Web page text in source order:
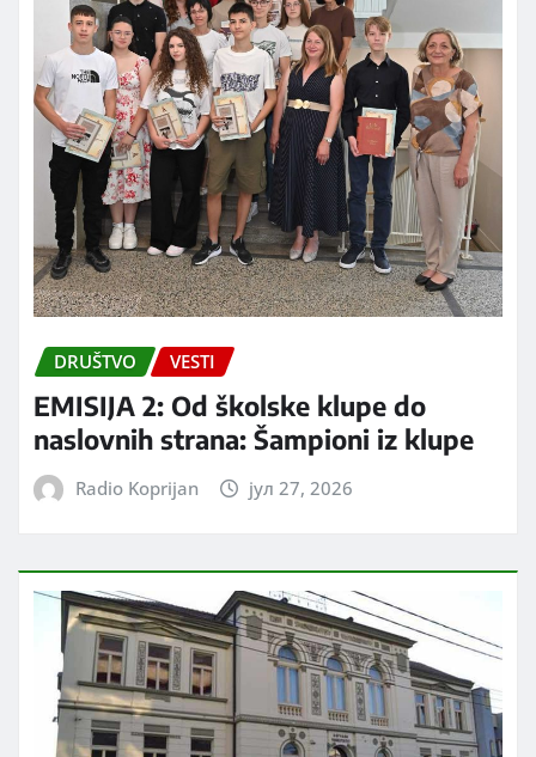
DRUŠTVO VESTI
EMISIJA 2: Od školske klupe do
naslovnih strana: Šampioni iz klupe
Radio Koprijan јул 27, 2026